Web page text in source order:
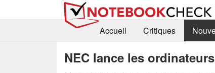
Accueil
Critiques
NEC lance les